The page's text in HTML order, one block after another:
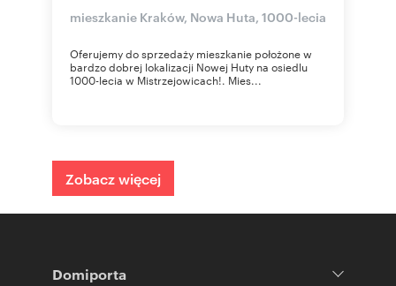
mieszkanie Kraków, Nowa Huta, 1000-lecia
Oferujemy do sprzedaży mieszkanie położone w
bardzo dobrej lokalizacji Nowej Huty na osiedlu
1000-lecia w Mistrzejowicach!. Mies...
Zobacz więcej
Domiporta